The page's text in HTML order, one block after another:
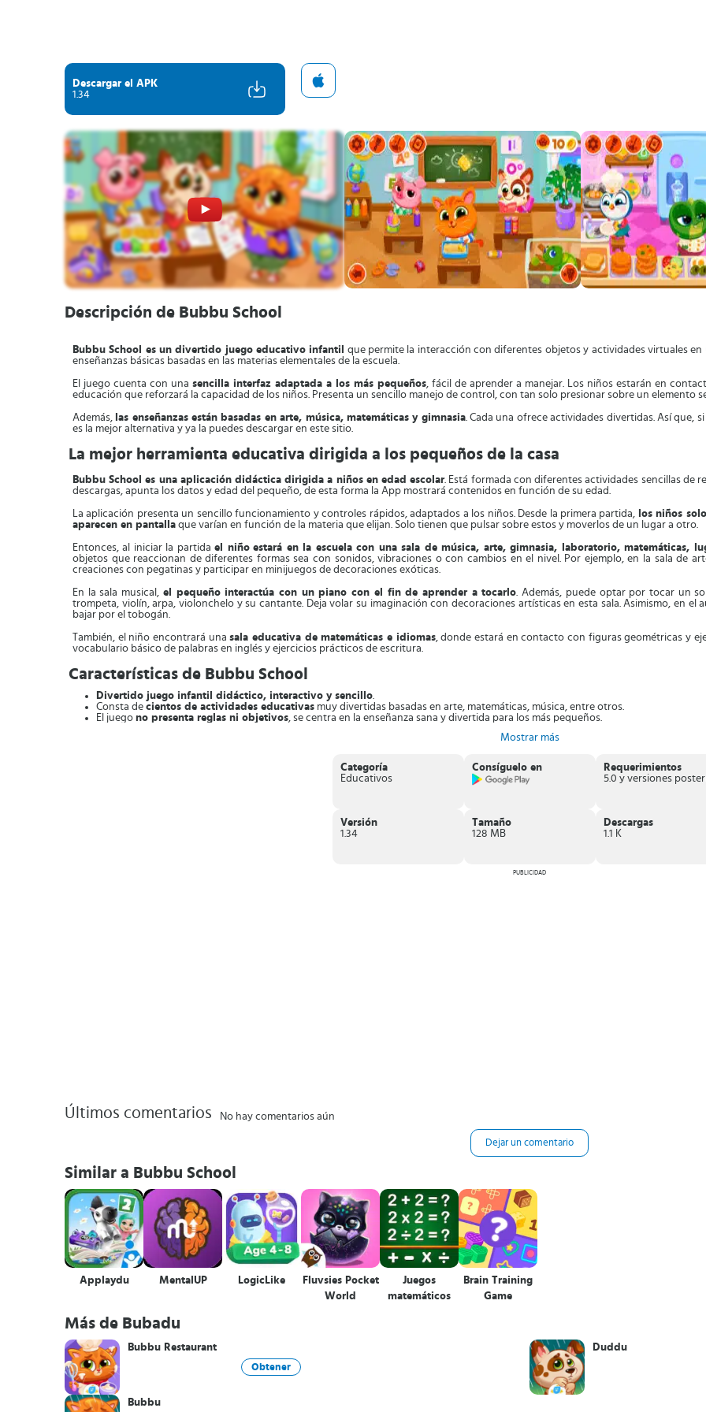
Descargar el APK
1.34
Descripción de Bubbu School
Bubbu School es un divertido juego educativo infantil
que permite la interacción con diferentes objetos y actividades virtuales en
enseñanzas básicas basadas en las materias elementales de la escuela.
El juego cuenta con una sencilla interfaz adaptada a los más pequeños, fácil de aprender a manejar. Los niños estarán en
educación que reforzará la capacidad de los niños. Presenta un sencillo manejo de control, con tan solo presionar sobre un elemento
Además, las enseñanzas están basadas en arte, música, matemáticas y gimnasia. Cada una ofrece actividades divertidas. Así que,
es la mejor alternativa y ya la puedes descargar en este sitio.
La mejor herramienta educativa dirigida a los pequeños de la casa
Bubbu School es una aplicación didáctica dirigida a niños en edad escolar. Está formada con diferentes actividades sencillas de
descargas, apunta los datos y edad del pequeño, de esta forma la App mostrará contenidos en función de su edad.
La aplicación presenta un sencillo funcionamiento y controles rápidos, adaptados a los niños. Desde la primera partida, los niños
aparecen en pantalla que varían en función de la materia que elijan. Solo tienen que pulsar sobre estos y moverlos de un lugar a otro.
Entonces, al iniciar la partidael niño estará en la escuela con una sala de música, arte, gimnasia, laboratorio, matemáticas,
objetos que reaccionan de diferentes formas sea con sonidos, vibraciones o con cambios en el nivel. Por ejemplo, en la sala de
creaciones con pegatinas y participar en minijuegos de decoraciones exóticas.
En la sala musical, el pequeño interactúa con un piano con el fin de aprender a tocarlo. Además, puede optar por tocar un
trompeta, violín, arpa, violonchelo y su cantante. Deja volar su imaginación con decoraciones artísticas en esta sala. Asimismo, en el
bajar por el tobogán.
También, el niño encontrará unasala educativa de matemáticas e idiomas, donde estará en contacto con figuras geométricas y
vocabulario básico de palabras en inglés y ejercicios prácticos de escritura.
Características de Bubbu School
Divertido juego infantil didáctico, interactivo y sencillo.
Consta de cientos de actividades educativas muy divertidas basadas en arte, matemáticas, música, entre otros.
El juego no presenta reglas ni objetivos, se centra en la enseñanza sana y divertida para los más pequeños.
gráficos coloridos de alta calidad
es una aplicación educativa dirigida a los más chicos de la casa. Consta de diferentes actividades sencillas
Mostrar más
Categoría
Educativos
Consíguelo en
Requerimientos
Versión
1.34
Tamaño
128 MB
Descargas
1.1 K
PUBLICIDAD
Últimos comentarios No hay comentarios aún
Dejar un comentario
Similar a Bubbu School
Applaydu MentalUP LogicLike
Fluvsies Pocket
World
Juegos
matemáticos
Brain Training
Game
Más de Bubadu
Bubbu Restaurant
Obtener
Bubbu
Duddu